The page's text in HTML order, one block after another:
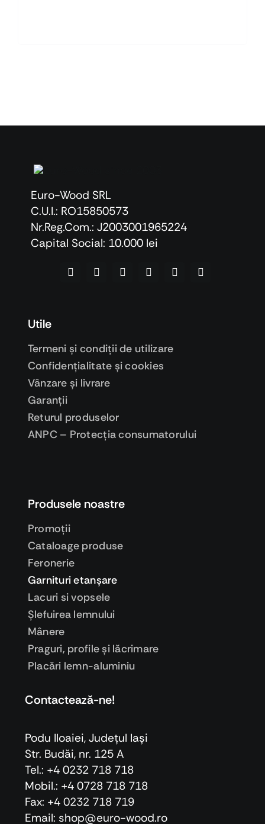
Euro-Wood SRL
C.U.I.: RO15850573
Nr.Reg.Com.: J2003001965224
Capital Social: 10.000 lei
Produsele noastre
Promoţii
Cataloage produse
Feronerie
Garnituri etanşare
Lacuri si vopsele
Şlefuirea lemnului
Mânere
Praguri, profile şi lăcrimare
Placări lemn-aluminiu
Utile
Termeni şi condiţii de utilizare
Confidenţialitate şi cookies
Vânzare şi livrare
Garanţii
Returul produselor
ANPC – Protecţia consumatorului
Contactează-ne!
Podu Iloaiei, Judeţul Iaşi
Str. Budăi, nr. 125 A
Tel.: +4 0232 718 718
Mobil.: +4 0728 718 718
Fax: +4 0232 718 719
Email: shop@euro-wood.ro